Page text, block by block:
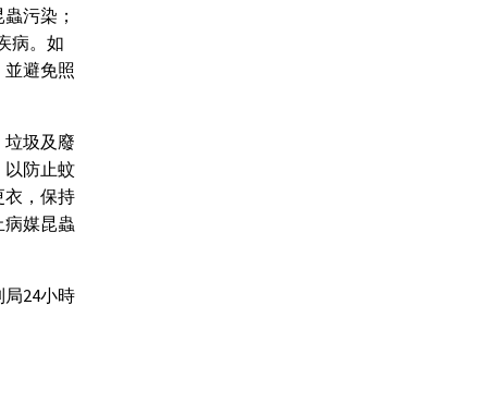
污染；
病。如
避免照
圾及廢
以防止蚊
衣，保持
媒昆蟲
24小時